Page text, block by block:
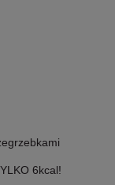
6kcal!